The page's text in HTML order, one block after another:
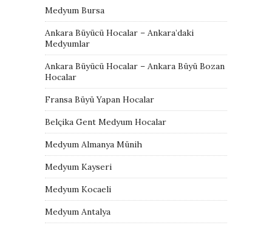
Medyum Bursa
Ankara Büyücü Hocalar – Ankara’daki
Medyumlar
Ankara Büyücü Hocalar – Ankara Büyü Bozan
Hocalar
Fransa Büyü Yapan Hocalar
Belçika Gent Medyum Hocalar
Medyum Almanya Münih
Medyum Kayseri
Medyum Kocaeli
Medyum Antalya